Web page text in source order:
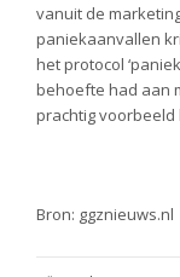
vanuit de
paniekaanvallen
het protocol
behoefte had aan
prachtig voorbeeld
Bron: ggznieuws.nl